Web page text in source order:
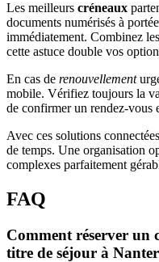
Les meilleurs créneaux
documents numérisés à
immédiatement. Combinez
cette astuce double vos
En cas de renouvellement
mobile. Vérifiez toujours la
de confirmer un rendez-vous
Avec ces solutions
de temps. Une organisation
complexes parfaitement
FAQ
Comment réserver un
titre de séjour à